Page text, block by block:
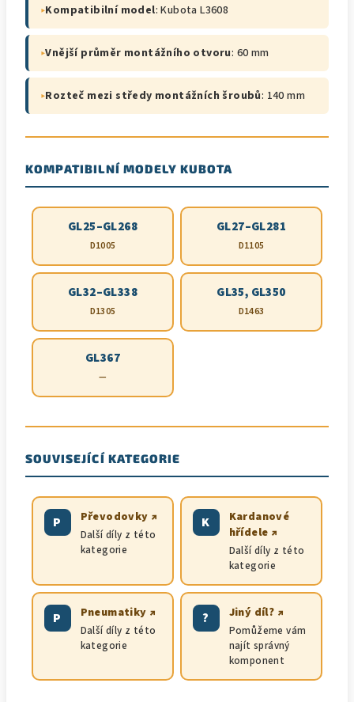
▸Kompatibilní model: Kubota L3608
▸Vnější průměr montážního otvoru: 60 mm
▸Rozteč mezi středy montážních šroubů: 140 mm
KOMPATIBILNÍ MODELY KUBOTA
GL25–GL268
D1005
GL27–GL281
D1105
GL32–GL338
D1305
GL35, GL350
D1463
GL367
—
SOUVISEJÍCÍ KATEGORIE
P Převodovky ↗
Další díly z této
kategorie
K
Kardanové
hřídele ↗
Další díly z této
kategorie
P Pneumatiky ↗
Další díly z této
kategorie
? Jiný díl? ↗
Pomůžeme vám
najít správný
komponent